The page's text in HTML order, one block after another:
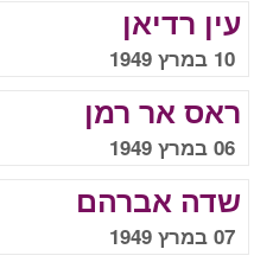
עין רדיאן
10 במרץ 1949
ראס אר רמן
06 במרץ 1949
שדה אברהם
07 במרץ 1949